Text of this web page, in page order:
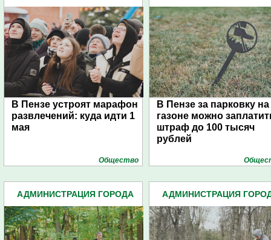
В Пензе устроят марафон
развлечений: куда идти 1
мая
Общество
В Пензе за парковку на
газоне можно
штраф до 100 тысяч
рублей
АДМИНИСТРАЦИЯ ГОРОДА
АДМИНИСТРАЦИЯ